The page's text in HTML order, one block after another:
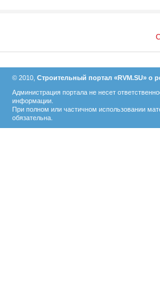
© 2010, Строительный портал «RVM.SU» о
Администрация портала не несет
информации.
При полном или частичном использовании
обязательна.